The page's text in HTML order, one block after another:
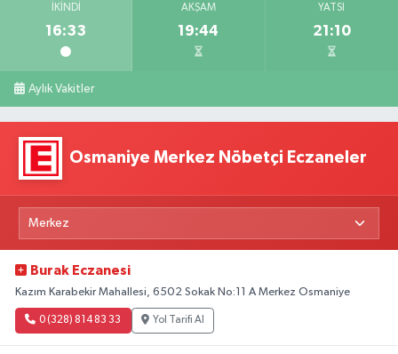
İKINDI
16:33
AKŞAM
19:44
YATSI
21:10
Aylık Vakitler
Osmaniye Merkez Nöbetçi Eczaneler
Burak Eczanesi
Kazım Karabekir Mahallesi, 6502 Sokak No:11 A Merkez Osmaniye
0 (328) 814 83 33 Yol Tarifi Al